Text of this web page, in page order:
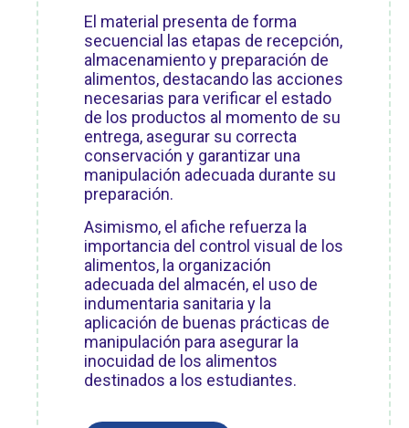
El material presenta de forma
secuencial las etapas de recepción,
almacenamiento y preparación de
alimentos, destacando las acciones
necesarias para verificar el estado
de los productos al momento de su
entrega, asegurar su correcta
conservación y garantizar una
manipulación adecuada durante su
preparación.
Asimismo, el afiche refuerza la
importancia del control visual de los
alimentos, la organización
adecuada del almacén, el uso de
indumentaria sanitaria y la
aplicación de buenas prácticas de
manipulación para asegurar la
inocuidad de los alimentos
destinados a los estudiantes.